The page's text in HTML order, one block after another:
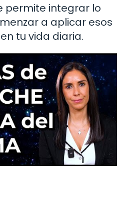
permite integrar lo
a aplicar esos
tu vida diaria.